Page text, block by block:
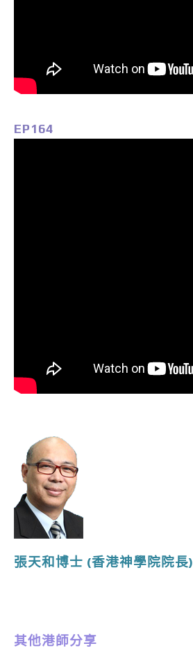
EP164
張天和博士 (香港神學院院長)
其他港師分享